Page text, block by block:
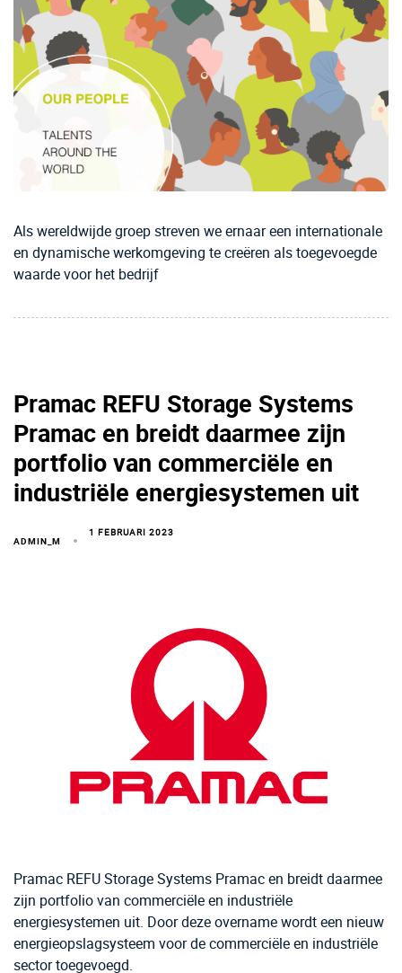
Als wereldwijde groep streven we ernaar een internationale
en dynamische werkomgeving te creëren als toegevoegde
waarde voor het bedrijf
Pramac REFU Storage Systems
Pramac en breidt daarmee zijn
portfolio van commerciële en
industriële energiesystemen uit
ADMIN_M
1 FEBRUARI 2023
Pramac REFU Storage Systems Pramac en breidt daarmee
zijn portfolio van commerciële en industriële
energiesystemen uit. Door deze overname wordt een nieuw
energieopslagsysteem voor de commerciële en industriële
sector toegevoegd.